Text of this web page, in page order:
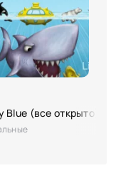
Blue (все открыто)